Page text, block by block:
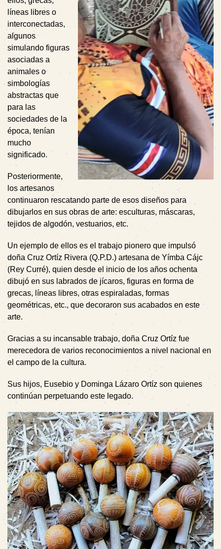
líneas libres o
interconectadas,
algunos
simulando figuras
asociadas a
animales o
simbologías
abstractas que
para las
sociedades de la
época, tenían
mucho
significado.
Posteriormente,
los artesanos
continuaron rescatando parte de esos diseños para
dibujarlos en sus obras de arte: esculturas, máscaras,
tejidos de algodón, vestuarios, etc.
Un ejemplo de ellos es el trabajo pionero que impulsó
doña Cruz Ortíz Rivera (Q.P.D.) artesana de Yímba Cájc
(Rey Curré), quien desde el inicio de los años ochenta
dibujó en sus labrados de jícaros, figuras en forma de
grecas, líneas libres, otras espiraladas, formas
geométricas, etc., que decoraron sus acabados en este
arte.
Gracias a su incansable trabajo, doña Cruz Ortíz fue
merecedora de varios reconocimientos a nivel nacional en
el campo de la cultura.
Sus hijos, Eusebio y Dominga Lázaro Ortíz son quienes
continúan perpetuando este legado.